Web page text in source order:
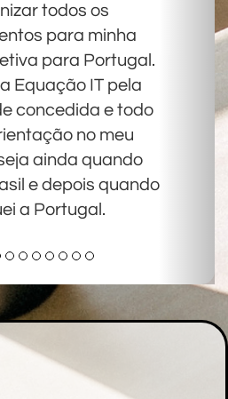
todos os
para minha
para Portugal.
Equação IT pela
concedida e todo
no meu
ainda quando
e depois quando
a Portugal.